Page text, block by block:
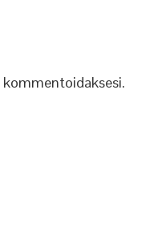
kommentoidaksesi.